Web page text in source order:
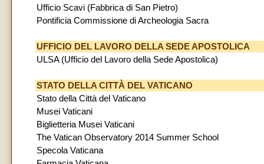
Ufficio Scavi (Fabbrica di San Pietro)
Pontificia Commissione di Archeologia Sacra
UFFICIO DEL LAVORO DELLA SEDE APOSTOLICA
ULSA (Ufficio del Lavoro della Sede Apostolica)
STATO DELLA CITTÀ DEL VATICANO
Stato della Città del Vaticano
Musei Vaticani
Biglietteria Musei Vaticani
The Vatican Observatory 2014 Summer School
Specola Vaticana